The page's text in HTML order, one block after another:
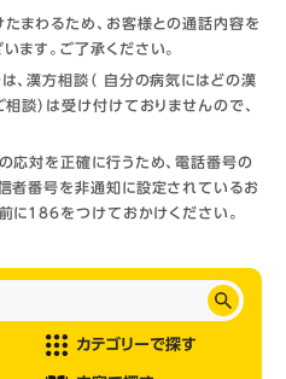
まわるため、お客様との通話内容を
ます。ご了承ください。
、漢方相談（ 自分の病気にはどの漢
談）は受け付けておりませんので、
応対を正確に行うため、電話番号の
者番号を非通知に設定されているお
に186をつけておかけください。
カテゴリーで探す